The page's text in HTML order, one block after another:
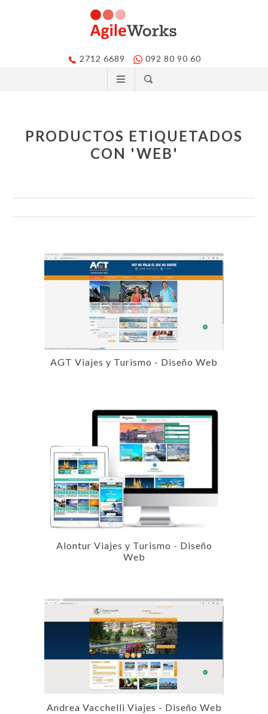
2712 6689 092 80 90 60
PRODUCTOS ETIQUETADOS
CON 'WEB'
AGT Viajes y Turismo - Diseño Web
Alontur Viajes y Turismo - Diseño
Web
Andrea Vacchelli Viajes - Diseño Web